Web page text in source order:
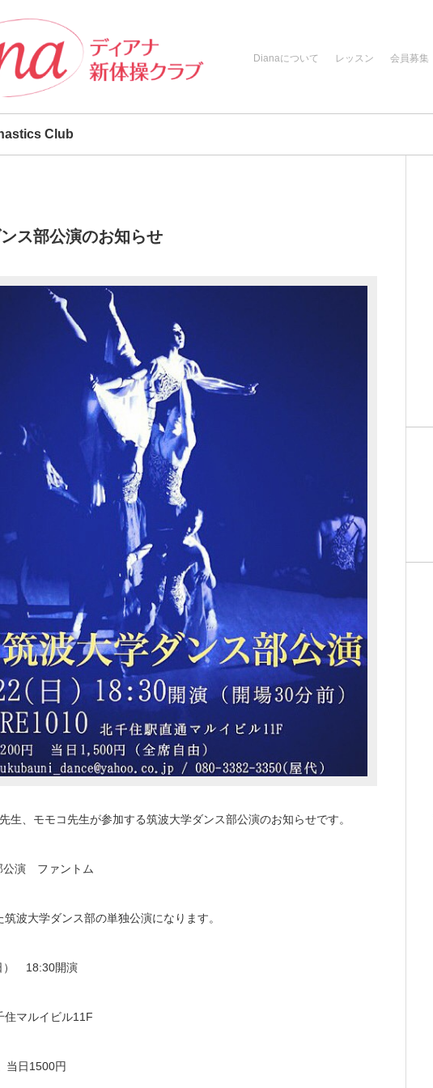
Dianaについて レッスン 会員募集
Club
ス部公演のお知らせ
生、モモコ先生が参加する筑波大学ダンス部公演のお知らせです。
公演 ファントム
波大学ダンス部の単独公演になります。
） 18:30開演
住マルイビル11F
当日1500円